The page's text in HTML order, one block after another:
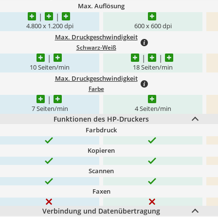
Max. Auflösung
4.800 x 1.200 dpi 600 x 600 dpi
Max. Druckgeschwindigkeit
Schwarz-Weiß
10 Seiten/min 18 Seiten/min
Max. Druckgeschwindigkeit
Farbe
7 Seiten/min 4 Seiten/min
Funktionen des HP-Druckers
Farbdruck
Kopieren
Scannen
Faxen
Verbindung und Datenübertragung